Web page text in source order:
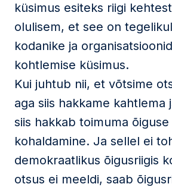
küsimus esiteks riigi
olulisem, et see on
kodanike ja
kohtlemise küsimus.
Kui juhtub nii, et võtsime
aga siis hakkame kahtlema
siis hakkab toimuma
kohaldamine. Ja sellel ei
demokraatlikus õigusriigis
otsus ei meeldi, saab